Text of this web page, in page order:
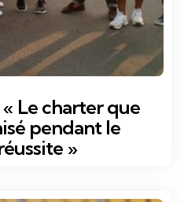
Le charter que
pendant le
»